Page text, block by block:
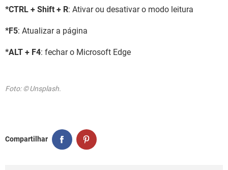
*CTRL + Shift + R: Ativar ou desativar o modo leitura
*F5: Atualizar a página
*ALT + F4: fechar o Microsoft Edge
Foto: © Unsplash.
Compartilhar